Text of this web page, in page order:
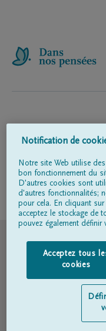
Suivez-nous sur
Notification de
Notre site Web utilise
bon fonctionnement du
D'autres cookies sont
d'autres fonctionnalités;
pour cela. En cliquant
acceptez le stockage de
pouvez également définir
Acceptez tous
cookies